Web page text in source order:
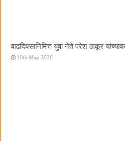
वाढदिवसानिमित्त युवा नेते परेश ठाकूर
18th May 2026